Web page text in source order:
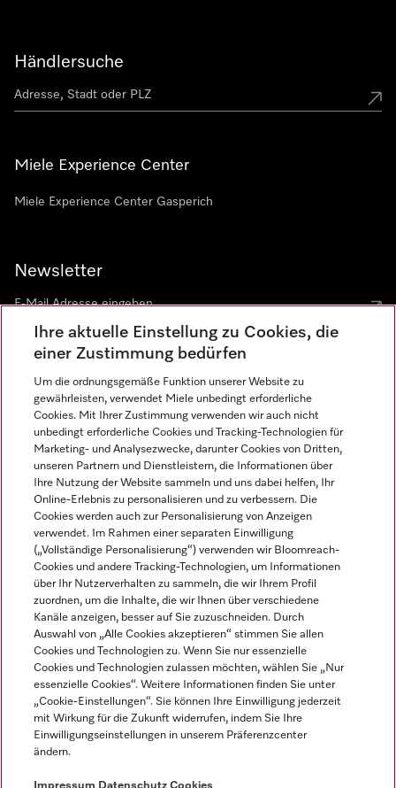
Händlersuche
Miele Experience Center
Miele Experience Center Gasperich
Newsletter
Sprache
DEUTSCH
Impressum
AGB
Datenschutz
Nutzungsbedingungen
Miele auf Instagram
Miele auf Youtube
Ihre aktuelle Einstellung zu Cookies, die
einer Zustimmung bedürfen
Um die ordnungsgemäße Funktion unserer Website zu
gewährleisten, verwendet Miele unbedingt erforderliche
Cookies. Mit Ihrer Zustimmung verwenden wir auch nicht
unbedingt erforderliche Cookies und Tracking-Technologien für
Marketing- und Analysezwecke, darunter Cookies von Dritten,
unseren Partnern und Dienstleistern, die Informationen über
Ihre Nutzung der Website sammeln und uns dabei helfen, Ihr
Online-Erlebnis zu personalisieren und zu verbessern. Die
Cookies werden auch zur Personalisierung von Anzeigen
verwendet. Im Rahmen einer separaten Einwilligung
(„Vollständige Personalisierung“) verwenden wir Bloomreach-
Cookies und andere Tracking-Technologien, um Informationen
über Ihr Nutzerverhalten zu sammeln, die wir Ihrem Profil
zuordnen, um die Inhalte, die wir Ihnen über verschiedene
Kanäle anzeigen, besser auf Sie zuzuschneiden. Durch
Auswahl von „Alle Cookies akzeptieren“ stimmen Sie allen
Cookies und Technologien zu. Wenn Sie nur essenzielle
Cookies und Technologien zulassen möchten, wählen Sie „Nur
essenzielle Cookies“. Weitere Informationen finden Sie unter
„Cookie-Einstellungen“. Sie können Ihre Einwilligung jederzeit
mit Wirkung für die Zukunft widerrufen, indem Sie Ihre
Einwilligungseinstellungen in unserem Präferenzcenter
ändern.